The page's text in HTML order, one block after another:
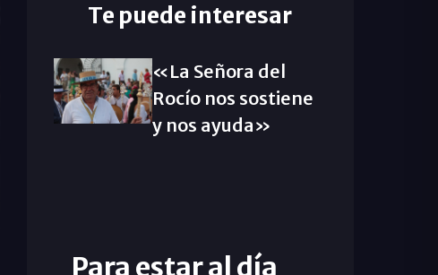
Te puede interesar
«La Señora del
Rocío nos sostiene
y nos ayuda»
Para estar al día